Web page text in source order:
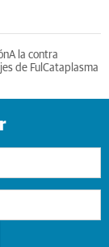
A la contra
de Ful Cataplasma